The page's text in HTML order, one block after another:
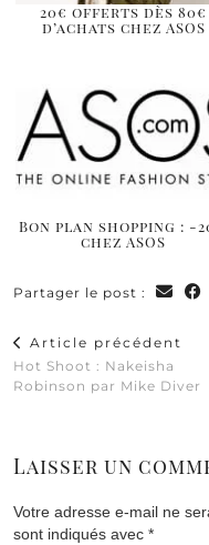
20€ offerts dès 80€
d’achats chez ASOS
Bon plan shopping : -
chez ASOS
Partager le post :
Article précédent
Hot Shoot : Nakeisha
Robinson par Mike Diver
Laisser un
Votre adresse e-mail ne
sont indiqués avec *